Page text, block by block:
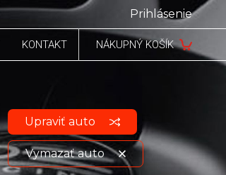
Prihlásenie
KONTAKT NÁKUPNÝ KOŠÍK
Upraviť auto
Vymazať auto